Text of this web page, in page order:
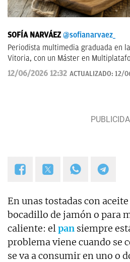
SOFÍA NARVÁEZ @sofianarvaez_
Periodista multimedia graduada en
Vitoria, con un Máster en
Loyola. Editora en Lisa News con
12/06/2026 12:32 ACTUALIZADO: 12/
En unas tostadas con
bocadillo de jamón o para
caliente: elpan siempre
problema viene cuando se
se va a consumir en uno o